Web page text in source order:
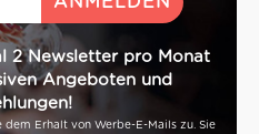
2 Newsletter pro Monat
Angeboten und
Erhalt von Werbe-E-Mails zu. Sie